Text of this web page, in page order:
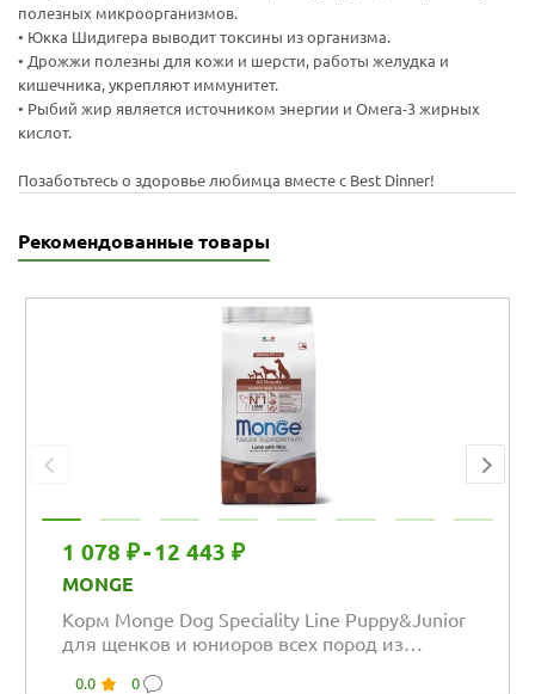
полезных микроорганизмов.
• Юкка Шидигера выводит токсины из организма.
• Дрожжи полезны для кожи и шерсти, работы желудка и
кишечника, укрепляют иммунитет.
• Рыбий жир является источником энергии и Омега-3 жирных
кислот.
Позаботьтесь о здоровье любимца вместе с Best Dinner!
Рекомендованные товары
1 078 ₽-12 443 ₽
MONGE
Корм Monge Dog Speciality Line Puppy&Junior
для щенков и юниоров всех пород из
0.0 0